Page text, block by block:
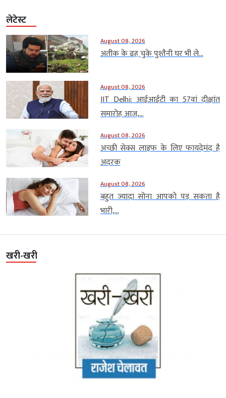
लेटेस्ट
August 08, 2026
अतीक के ढह चुके पुश्तैनी घर भी ले...
August 08, 2026
IIT Delhi: आईआईटी का 57वां दीक्षांत
समारोह आज,...
August 08, 2026
अच्छी सेक्स लाइफ के लिए फायदेमंद है
अदरक
August 08, 2026
बहुत ज्यादा सोना आपको पड़ सकता है
भारी,...
खरी-खरी